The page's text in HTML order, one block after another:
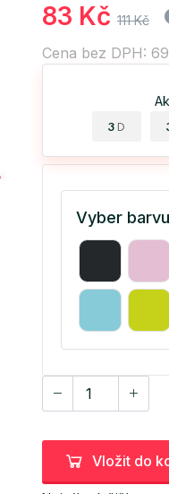
83 Kč 111 Kč
Cena bez DPH:
3 D
Vyber barvu
Vložit do